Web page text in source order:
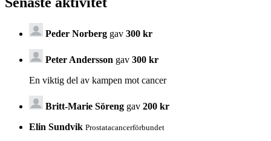
Peder Norberg gav 300 kr
Peter Andersson gav 300 kr
En viktig del av kampen mot cancer
Britt-Marie Söreng gav 200 kr
Elin Sundvik Prostatacancerförbundet